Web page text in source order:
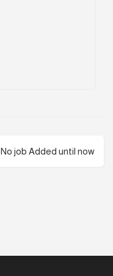
No job Added until now .